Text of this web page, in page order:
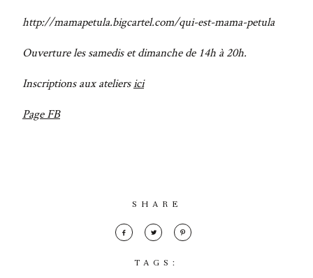
http://mamapetula.bigcartel.com/qui-est-mama-petula
Ouverture les samedis et dimanche de 14h à 20h.
Inscriptions aux ateliersici
Page FB
SHARE
TAGS: